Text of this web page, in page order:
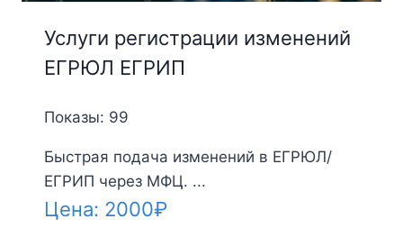
Услуги регистрации изменений
ЕГРЮЛ ЕГРИП
Показы: 99
Быстрая подача изменений в ЕГРЮЛ/
ЕГРИП через МФЦ. ...
Цена: 2000₽